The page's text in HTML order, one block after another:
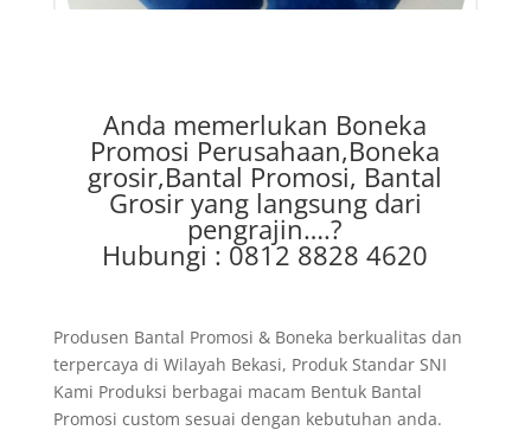
Anda memerlukan Boneka
Promosi Perusahaan,Boneka
grosir,Bantal Promosi, Bantal
Grosir yang langsung dari
pengrajin….?
Hubungi : 0812 8828 4620
Produsen Bantal Promosi & Boneka berkualitas dan
terpercaya di Wilayah Bekasi, Produk Standar SNI
Kami Produksi berbagai macam Bentuk Bantal
Promosi custom sesuai dengan kebutuhan anda.